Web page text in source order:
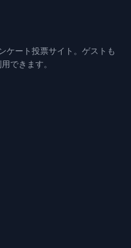
ケート投票サイト。ゲストも
できます。